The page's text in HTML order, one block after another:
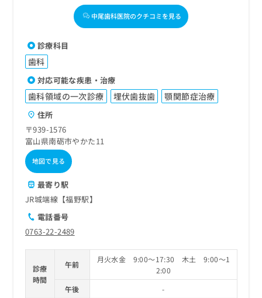
中尾歯科医院のクチコミを見る
診療科目
歯科
対応可能な疾患・治療
歯科領域の一次診療 埋伏歯抜歯 顎関節症治療
住所
〒939-1576
富山県南砺市やかた11
地図で見る
最寄り駅
JR城端線【福野駅】
電話番号
0763-22-2489
診療
時間
午前
月火水金 9:00～17:30 木土 9:00～1
2:00
午後
-